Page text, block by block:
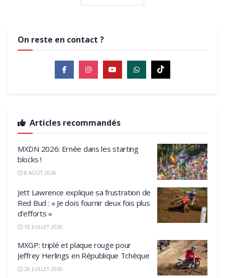
On reste en contact ?
Articles recommandés
MXDN 2026: Ernée dans les starting
blocks !
8 AOÛT 2026
Jett Lawrence explique sa frustration de
Red Bud : « Je dois fournir deux fois plus
d’efforts »
10 JUILLET 2026
MXGP: triplé et plaque rouge pour
Jeffrey Herlings en République Tchèque
26 JUILLET 2026